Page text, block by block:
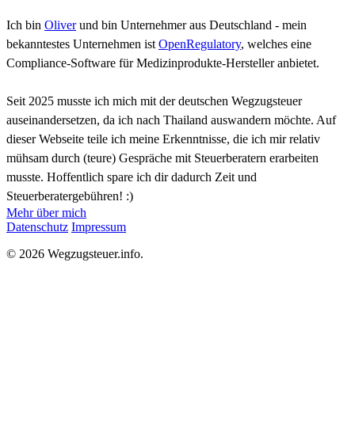
Ich bin Oliverund bin Unternehmer aus Deutschland - mein
bekanntestes Unternehmen ist OpenRegulatory, welches eine
Compliance-Software für Medizinprodukte-Hersteller anbietet.
Seit 2025 musste ich mich mit der deutschen Wegzugsteuer
auseinandersetzen, da ich nach Thailand auswandern möchte. Auf
dieser Webseite teile ich meine Erkenntnisse, die ich mir relativ
mühsam durch (teure) Gespräche mit Steuerberatern erarbeiten
musste. Hoffentlich spare ich dir dadurch Zeit und
Steuerberatergebühren! :)
Mehr über mich
Datenschutz Impressum
© 2026 Wegzugsteuer.info.